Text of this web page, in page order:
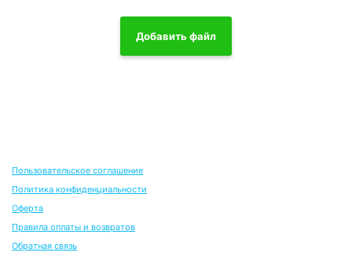
Добавить файл
Пользовательское соглашение
Политика конфиденциальности
Оферта
Правила оплаты и возвратов
Обратная связь